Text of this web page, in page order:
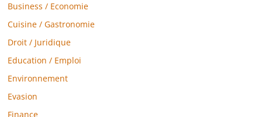
Business / Economie
Cuisine / Gastronomie
Droit / Juridique
Education / Emploi
Environnement
Evasion
Finance